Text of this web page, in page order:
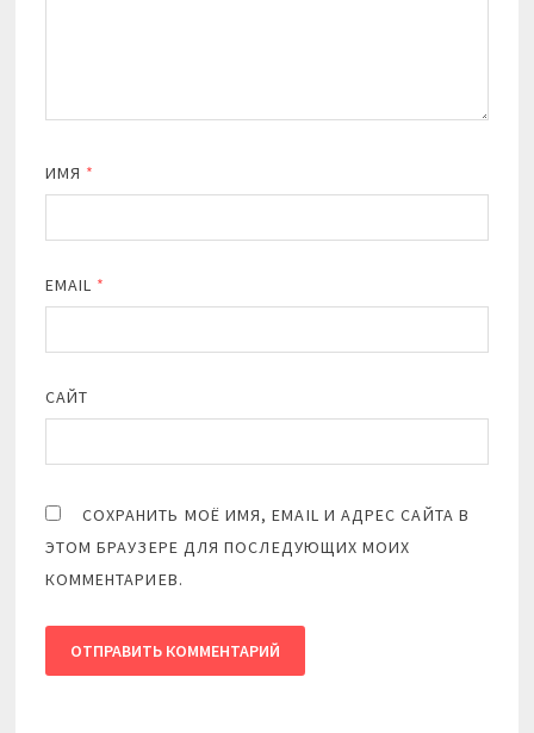
ИМЯ *
EMAIL *
САЙТ
СОХРАНИТЬ МОЁ ИМЯ, EMAIL И АДРЕС САЙТА В
ЭТОМ БРАУЗЕРЕ ДЛЯ ПОСЛЕДУЮЩИХ МОИХ
КОММЕНТАРИЕВ.